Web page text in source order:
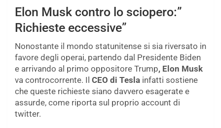
Elon Musk contro lo sciopero:”
Richieste eccessive”
Nonostante il mondo statunitense si sia riversato in
favore degli operai, partendo dal Presidente Biden
e arrivando al primo oppositore Trump, Elon Musk
va controcorrente. Il CEO di Tesla infatti sostiene
che queste richieste siano davvero esagerate e
assurde, come riporta sul proprio account di
twitter.